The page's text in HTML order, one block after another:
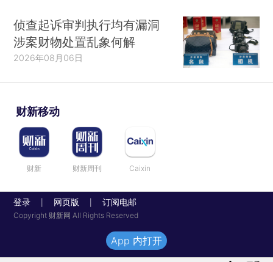
侦查起诉审判执行均有漏洞
涉案财物处置乱象何解
2026年08月06日
财新移动
财新 财新周刊 Caixin
登录 网页版 订阅电邮
Copyright 财新网 All Rights Reserved
App 内打开